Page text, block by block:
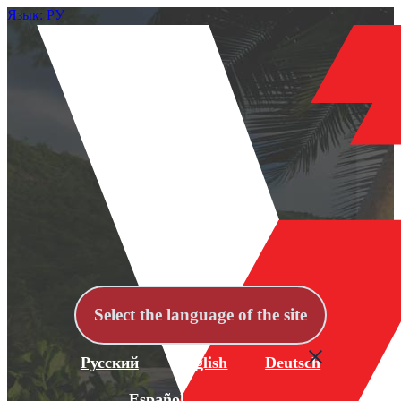
Язык: РУ
Select the language of the site
Русский English Deutsch